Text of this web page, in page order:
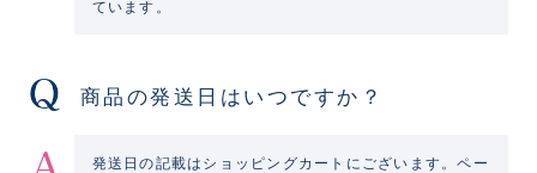
ています。
商品の発送日はいつですか？
発送日の記載はショッピングカートにございます。ペー